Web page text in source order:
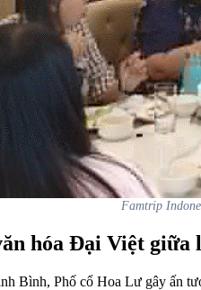
Famtrip
hóa Đại Việt giữa
Bình, Phố cổ Hoa Lư gây ấn